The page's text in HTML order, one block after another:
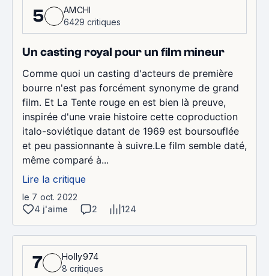
5
AMCHI
6429 critiques
Un casting royal pour un film mineur
Comme quoi un casting d'acteurs de première
bourre n'est pas forcément synonyme de grand
film. Et La Tente rouge en est bien là preuve,
inspirée d'une vraie histoire cette coproduction
italo-soviétique datant de 1969 est boursouflée
et peu passionnante à suivre.Le film semble daté,
même comparé à...
Lire la critique
le 7 oct. 2022
4 j'aime
2 124
7
Holly974
8 critiques